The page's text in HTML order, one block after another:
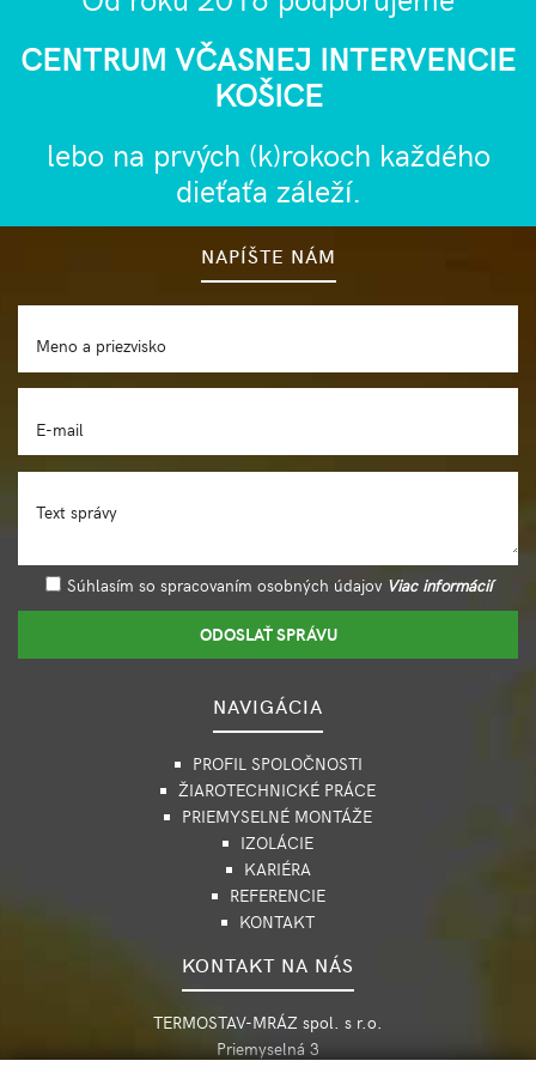
CENTRUM VČASNEJ INTERVENCIE
KOŠICE
lebo na prvých (k)rokoch každého
dieťaťa záleží.
NAPÍŠTE NÁM
Meno a priezvisko
E-mail
Text správy
Súhlasím so spracovaním osobných údajov Viac informácií
ODOSLAŤ SPRÁVU
NAVIGÁCIA
PROFIL SPOLOČNOSTI
ŽIAROTECHNICKÉ PRÁCE
PRIEMYSELNÉ MONTÁŽE
IZOLÁCIE
KARIÉRA
REFERENCIE
KONTAKT
KONTAKT NA NÁS
TERMOSTAV-MRÁZ spol. s r.o.
Priemyselná 3